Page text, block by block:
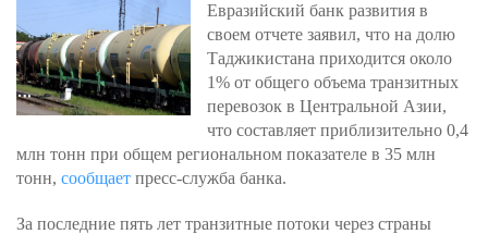
Евразийский банк развития в
своем отчете заявил, что на долю
Таджикистана приходится около
1% от общего объема транзитных
перевозок в Центральной Азии,
что составляет приблизительно 0,4
млн тонн при общем региональном показателе в 35 млн
тонн, сообщает пресс-служба банка.
За последние пять лет транзитные потоки через страны